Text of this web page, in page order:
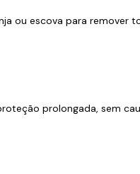
ou escova para
prolongada, sem